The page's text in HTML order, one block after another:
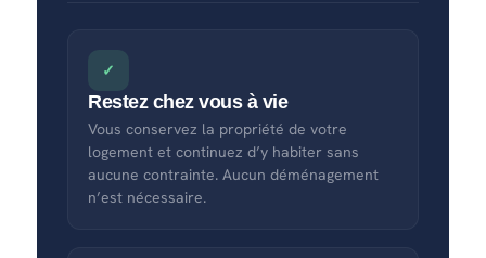
✓
Restez chez vous à vie
Vous conservez la propriété de votre
logement et continuez d’y habiter sans
aucune contrainte. Aucun déménagement
n’est nécessaire.